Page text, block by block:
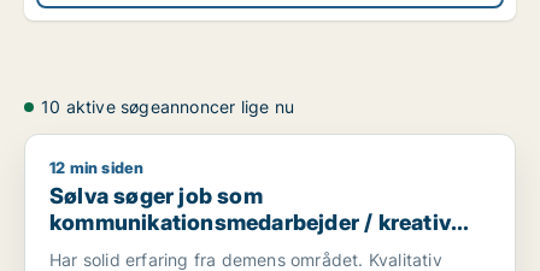
10 aktive søgeannoncer lige nu
Sølva søger job som kommunikationsmedarbejder / kreativ
12 min siden
Sølva søger job som
kommunikationsmedarbejder / kreativ
medarbejder / sygeplejerske / konsulent
Har solid erfaring fra demens området. Kvalitativ